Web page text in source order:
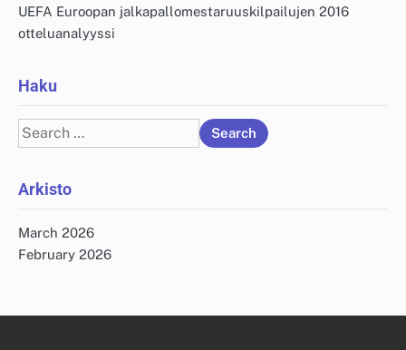
UEFA Euroopan jalkapallomestaruuskilpailujen 2016
otteluanalyyssi
Haku
Search
for:
Arkisto
March 2026
February 2026